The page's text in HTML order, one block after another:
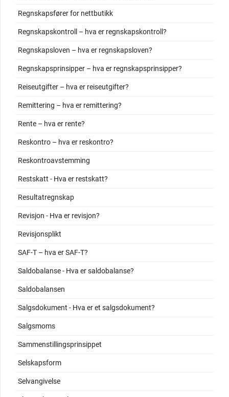
Regnskapsfører for nettbutikk
Regnskapskontroll – hva er regnskapskontroll?
Regnskapsloven – hva er regnskapsloven?
Regnskapsprinsipper – hva er regnskapsprinsipper?
Reiseutgifter – hva er reiseutgifter?
Remittering – hva er remittering?
Rente – hva er rente?
Reskontro – hva er reskontro?
Reskontroavstemming
Restskatt - Hva er restskatt?
Resultatregnskap
Revisjon - Hva er revisjon?
Revisjonsplikt
SAF-T – hva er SAF-T?
Saldobalanse - Hva er saldobalanse?
Saldobalansen
Salgsdokument - Hva er et salgsdokument?
Salgsmoms
Sammenstillingsprinsippet
Selskapsform
Selvangivelse